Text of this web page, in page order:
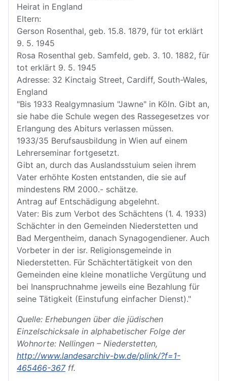
Heirat in England
Eltern:
Gerson Rosenthal, geb. 15.8. 1879, für tot erklärt
9. 5. 1945
Rosa Rosenthal geb. Samfeld, geb. 3. 10. 1882, für
tot erklärt 9. 5. 1945
Adresse: 32 Kinctaig Street, Cardiff, South-Wales,
England
"Bis 1933 Realgymnasium "Jawne" in Köln. Gibt an,
sie habe die Schule wegen des Rassegesetzes vor
Erlangung des Abiturs verlassen müssen.
1933/35 Berufsausbildung in Wien auf einem
Lehrerseminar fortgesetzt.
Gibt an, durch das Auslandsstuium seien ihrem
Vater erhöhte Kosten entstanden, die sie auf
mindestens RM 2000.- schätze.
Antrag auf Entschädigung abgelehnt.
Vater: Bis zum Verbot des Schächtens (1. 4. 1933)
Schächter in den Gemeinden Niederstetten und
Bad Mergentheim, danach Synagogendiener. Auch
Vorbeter in der isr. Religionsgemeinde in
Niederstetten. Für Schächtertätigkeit von den
Gemeinden eine kleine monatliche Vergütung und
bei Inanspruchnahme jeweils eine Bezahlung für
seine Tätigkeit (Einstufung einfacher Dienst)."
Quelle: Erhebungen über die jüdischen
Einzelschicksale in alphabetischer Folge der
Wohnorte: Nellingen – Niederstetten,
http://www.landesarchiv-bw.de/plink/?f=1-
465466-367ff.